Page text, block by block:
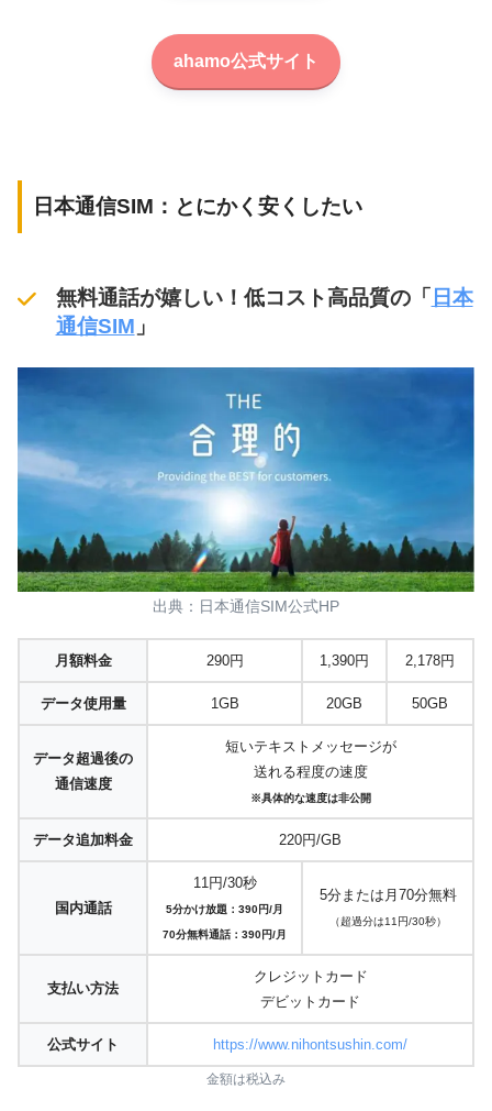
ahamo公式サイト
日本通信SIM：とにかく安くしたい
無料通話が嬉しい！低コスト高品質の「 日本
通信SIM 」
出典：日本通信SIM公式HP
月額料金 290円 1,390円 2,178円
データ使用量 1GB 20GB 50GB
データ超過後の
通信速度
短いテキストメッセージが
送れる程度の速度
※具体的な速度は非公開
データ追加料金 220円/GB
国内通話
11円/30秒
5分かけ放題：390円/月
70分無料通話：390円/月
5分または月70分無料
（超過分は11円/30秒）
支払い方法
クレジットカード
デビットカード
公式サイト https://www.nihontsushin.com/
金額は税込み